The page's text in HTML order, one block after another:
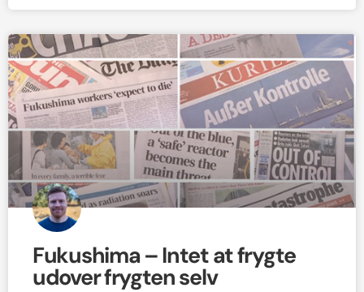
Fukushima – Intet at frygte
udover frygten selv